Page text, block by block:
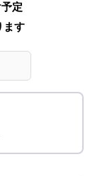
定
ます